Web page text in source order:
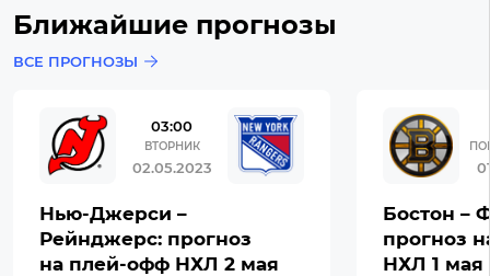
Ближайшие прогнозы
ВСЕ ПРОГНОЗЫ
03:00
ВТОРНИК
02.05.2023
Нью-Джерси –
Рейнджерс: прогноз
на плей-офф НХЛ 2 мая
Бостон –
прогноз
НХЛ 1 мая